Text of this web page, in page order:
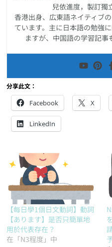
兒依進度，製訂獨
香港出身、広東語ネイティブ
ています。主に日本語の勉強
ますが、中国語の学習記事
分享此文：
Facebook X
LinkedIn
【每日學1個日文動詞】動詞
【あります】是否只簡單地
用於代表存在？
在「N3程度」中